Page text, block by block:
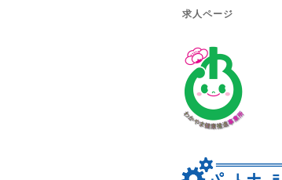
求人ページ